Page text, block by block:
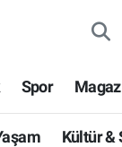
Spor
Kültür &